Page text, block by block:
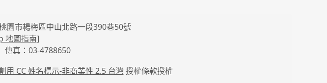
市楊梅區中山北路一段390巷50號
地圖指南]
真：03-4788650
用 CC 姓名標示-非商業性 2.5 台灣 授權條款授權